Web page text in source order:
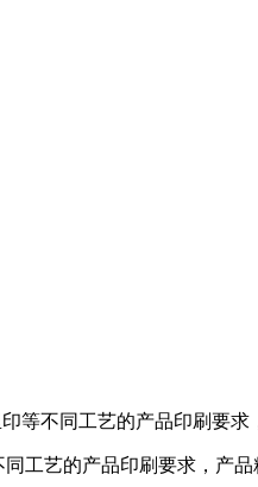
等不同工艺的产品印刷要
工艺的产品印刷要求，产